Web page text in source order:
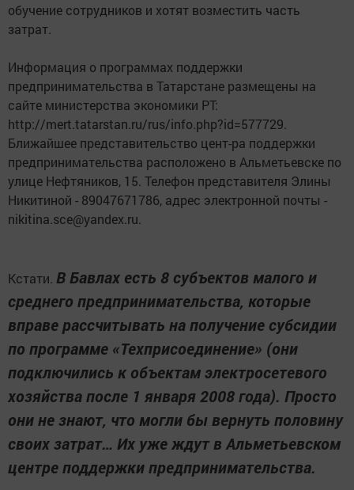
обучение сотрудников и хотят возместить часть
затрат.
Информация о программах поддержки
предпринимательства в Татарстане размещены на
сайте министерства экономики РТ:
http://mert.tatarstan.ru/rus/info.php?id=577729.
Ближайшее представительство цент-ра поддержки
предпринимательства расположено в Альметьевске по
улице Нефтяников, 15. Телефон представителя Элины
Никитиной - 89047671786, адрес электронной почты -
nikitina.sce@yandex.ru.
Кстати. В Бавлах есть 8 субъектов малого и
среднего предпринимательства, которые
вправе рассчитывать на получение субсидии
по программе «Техприсоединение» (они
подключились к объектам электросетевого
хозяйства после 1 января 2008 года). Просто
они не знают, что могли бы вернуть половину
своих затрат… Их уже ждут в Альметьевском
центре поддержки предпринимательства.